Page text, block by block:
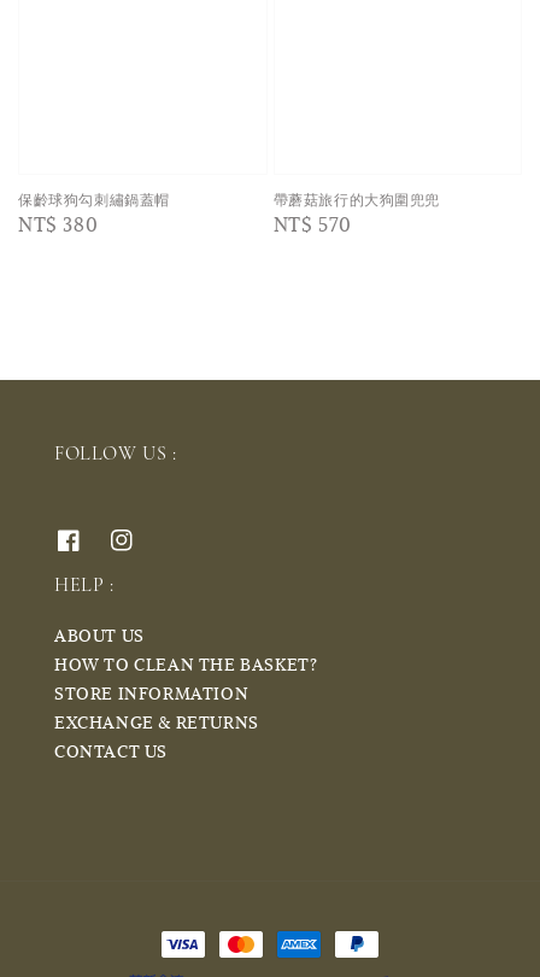
保齡球狗勾刺繡鍋蓋帽
Regular
NT$ 380
帶蘑菇旅行的大狗圍兜兜
Regular
NT$ 570
FOLLOW US :
HELP :
ABOUT US
HOW TO CLEAN THE BASKET?
STORE INFORMATION
EXCHANGE & RETURNS
CONTACT US